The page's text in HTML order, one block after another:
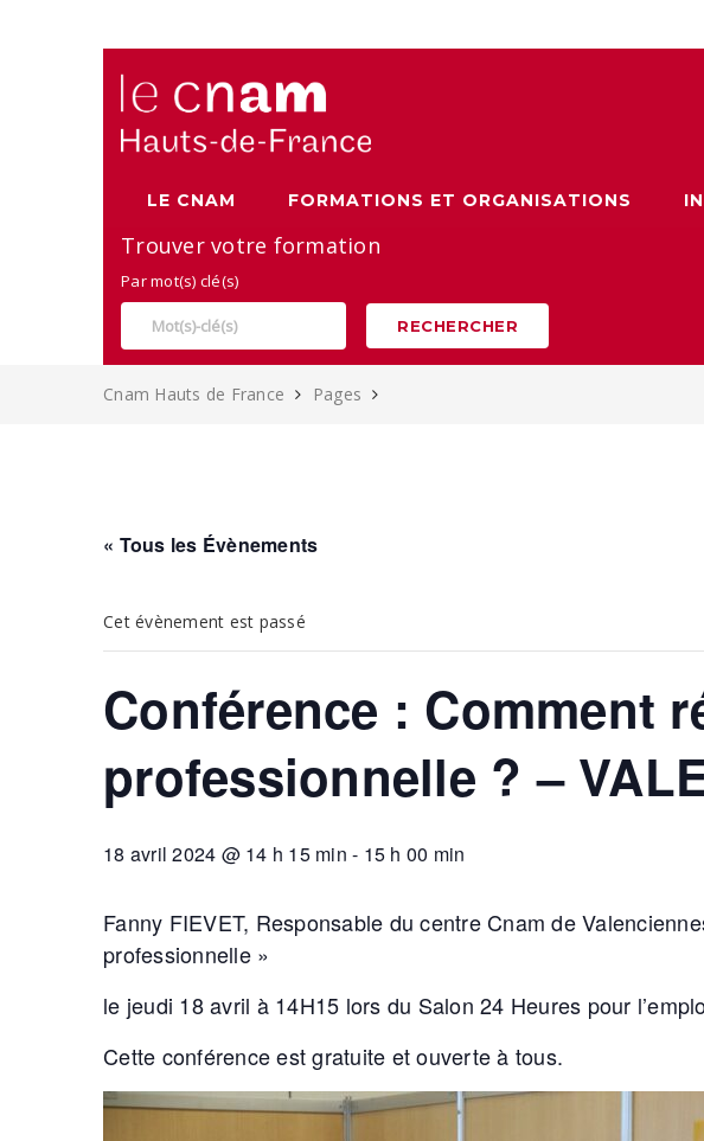
LE CNAM FORMATIONS ET ORGANISATIONS
Trouver votre formation
Par mot(s) clé(s)
RECHERCHER
Cnam Hauts de France Pages
« Tous les Évènements
Cet évènement est passé
Conférence : Comment
professionnelle ? –
18 avril 2024 @ 14 h 15 min - 15 h 00 min
Fanny FIEVET, Responsable du centre Cnam de
professionnelle »
le jeudi 18 avril à 14H15 lors du Salon 24 Heures pour
Cette conférence est gratuite et ouverte à tous.